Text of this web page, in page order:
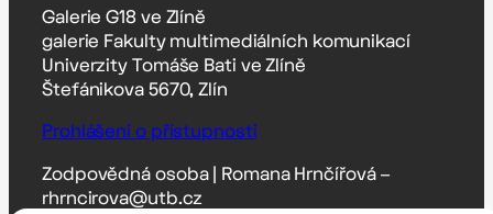
Galerie G18 ve Zlíně
galerie Fakulty multimediálních komunikací
Univerzity Tomáše Bati ve Zlíně
Štefánikova 5670, Zlín
Prohlášení o přístupnosti
Zodpovědná osoba | Romana Hrnčířová –
rhrncirova@utb.cz